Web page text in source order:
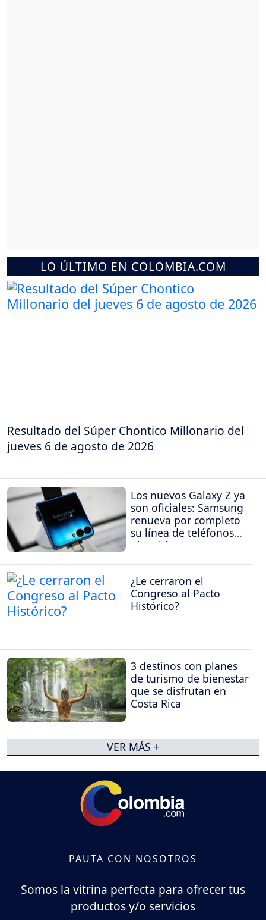
LO ÚLTIMO EN COLOMBIA.COM
Resultado del Súper Chontico Millonario del
jueves 6 de agosto de 2026
Los nuevos Galaxy Z ya
son oficiales: Samsung
renueva por completo
su línea de teléfonos
plegables
¿Le cerraron el
Congreso al Pacto
Histórico?
3 destinos con planes
de turismo de bienestar
que se disfrutan en
Costa Rica
VER MÁS +
PAUTA CON NOSOTROS
Somos la vitrina perfecta para ofrecer tus
productos y/o servicios